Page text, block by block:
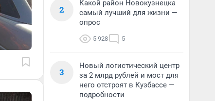
2
Какой район Новокузнецка
самый лучший для жизни —
опрос
5 928 5
3
Новый логистический центр
за 2 млрд рублей и мост для
него отстроят в Кузбассе —
подробности